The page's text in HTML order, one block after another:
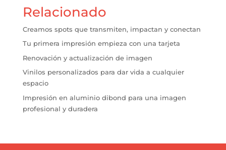
Relacionado
Creamos spots que transmiten, impactan y conectan
Tu primera impresión empieza con una tarjeta
Renovación y actualización de imagen
Vinilos personalizados para dar vida a cualquier
espacio
Impresión en aluminio dibond para una imagen
profesional y duradera